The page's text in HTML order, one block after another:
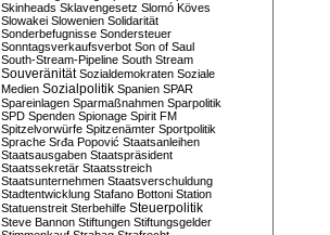
Skinheads Sklavengesetz Slomó Köves
Slowakei Slowenien Solidarität
Sonderbefugnisse Sondersteuer
Sonntagsverkaufsverbot Son of Saul
South-Stream-Pipeline South Stream
Souveränität Sozialdemokraten Soziale
Medien Sozialpolitik Spanien SPAR
Spareinlagen Sparmaßnahmen Sparpolitik
SPD Spenden Spionage Spirit FM
Spitzelvorwürfe Spitzenämter Sportpolitik
Sprache Srđa Popović Staatsanleihen
Staatsausgaben Staatspräsident
Staatssekretär Staatsstreich
Staatsunternehmen Staatsverschuldung
Stadtentwicklung Stafano Bottoni Station
Statuenstreit Sterbehilfe Steuerpolitik
Steve Bannon Stiftungen Stiftungsgelder